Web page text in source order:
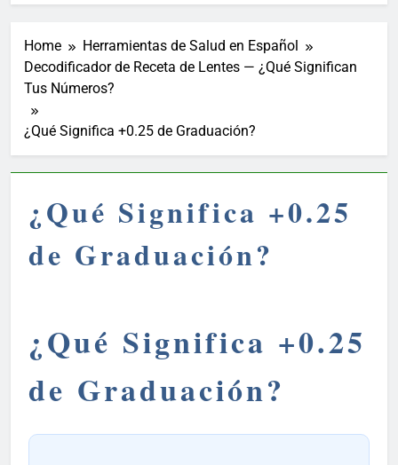
Home
Herramientas de Salud en Español
Decodificador de Receta de Lentes — ¿Qué Significan
Tus Números?
¿Qué Significa +0.25 de Graduación?
¿Qué Significa +0.25
de Graduación?
¿Qué Significa +0.25
de Graduación?